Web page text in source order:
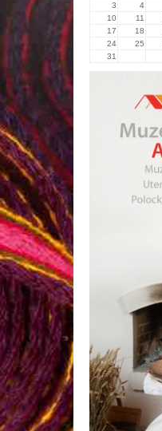
3
4
10
11
17
18
24
25
31